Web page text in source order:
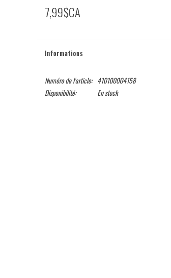
7,99$CA
Informations
Numéro de l'article: 410100004158
Disponibilité:
En stock